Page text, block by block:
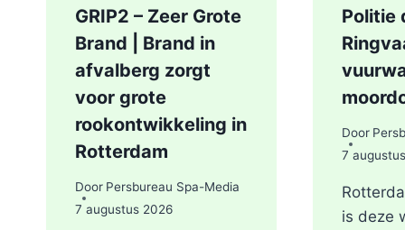
GRIP2 – Zeer Grote
Brand | Brand in
afvalberg zorgt
voor grote
rookontwikkeling in
Rotterdam
Door Persbureau Spa-Media
7 augustus 2026
Politie
Door
7
is deze